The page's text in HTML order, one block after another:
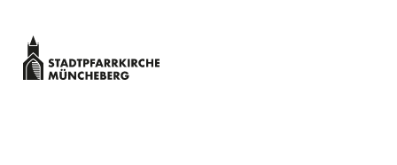
springen